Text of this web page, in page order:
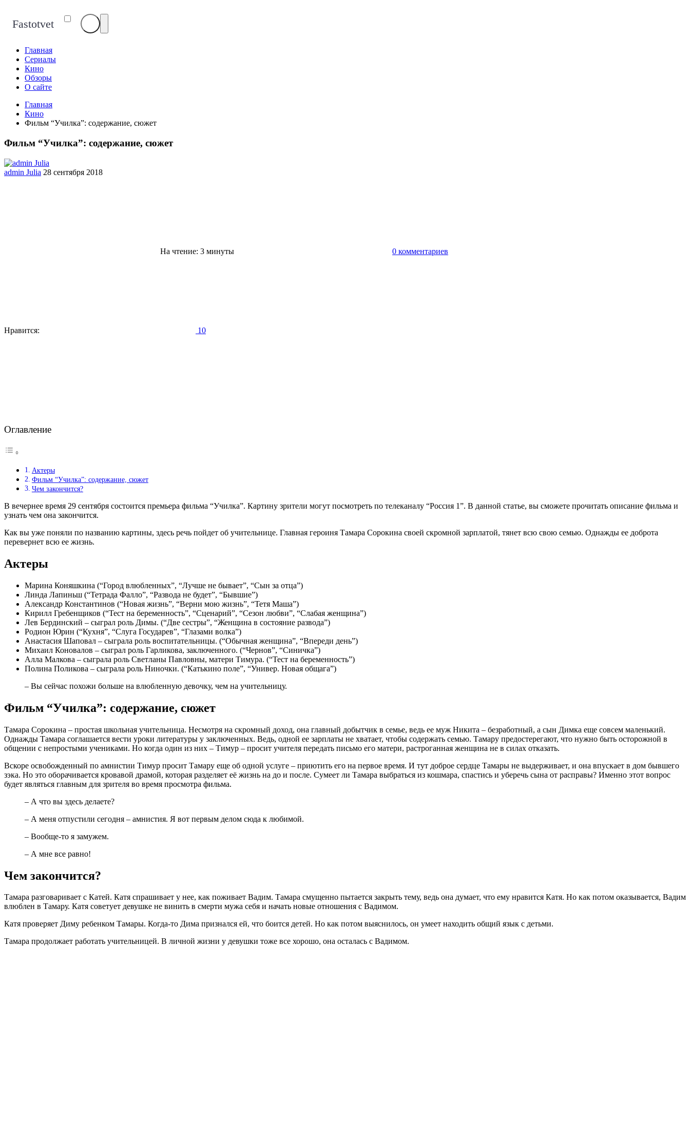
Fastotvet
Главная
Сериалы
Кино
Обзоры
О сайте
Главная
Кино
Фильм “Училка”: содержание, сюжет
Фильм “Училка”: содержание, сюжет
admin Julia 28 сентября 2018
На чтение: 3 минуты 0 комментариев
Нравится: 10
Оглавление
Актеры
Фильм “Училка”: содержание, сюжет
Чем закончится?
В вечернее время 29 сентября состоится премьера фильма “Училка”. Картину зрители могут посмотреть по телеканалу “Россия 1”. В данной статье, вы сможете прочитать описание фильма и
узнать чем она закончится.
Как вы уже поняли по названию картины, здесь речь пойдет об учительнице. Главная героиня Тамара Сорокина своей скромной зарплатой, тянет всю свою семью. Однажды ее доброта
перевернет всю ее жизнь.
Актеры
Марина Коняшкина (“Город влюбленных”, “Лучше не бывает”, “Сын за отца”)
Линда Лапиньш (“Тетрада Фалло”, “Развода не будет”, “Бывшие”)
Александр Константинов (“Новая жизнь”, “Верни мою жизнь”, “Тетя Маша”)
Кирилл Гребенщиков (“Тест на беременность”, “Сценарий”, “Сезон любви”, “Слабая женщина”)
Лев Бердинский – сыграл роль Димы. (“Две сестры”, “Женщина в состояние развода”)
Родион Юрин (“Кухня”, “Слуга Государев”, “Глазами волка”)
Анастасия Шаповал – сыграла роль воспитательницы. (“Обычная женщина”, “Впереди день”)
Михаил Коновалов – сыграл роль Гарликова, заключенного. (“Чернов”, “Синичка”)
Алла Малкова – сыграла роль Светланы Павловны, матери Тимура. (“Тест на беременность”)
Полина Поликова – сыграла роль Ниночки. (“Катькино поле”, “Универ. Новая общага”)
– Вы сейчас похожи больше на влюбленную девочку, чем на учительницу.
Фильм “Училка”: содержание, сюжет
Тамара Сорокина – простая школьная учительница. Несмотря на скромный доход, она главный добытчик в семье, ведь ее муж Никита – безработный, а сын Димка еще совсем маленький.
Однажды Тамара соглашается вести уроки литературы у заключенных. Ведь, одной ее зарплаты не хватает, чтобы содержать семью. Тамару предостерегают, что нужно быть осторожной в
общении с непростыми учениками. Но когда один из них – Тимур – просит учителя передать письмо его матери, растроганная женщина не в силах отказать.
Вскоре освобожденный по амнистии Тимур просит Тамару еще об одной услуге – приютить его на первое время. И тут доброе сердце Тамары не выдерживает, и она впускает в дом бывшего
зэка. Но это оборачивается кровавой драмой, которая разделяет её жизнь на до и после. Сумеет ли Тамара выбраться из кошмара, спастись и уберечь сына от расправы? Именно этот вопрос
будет являться главным для зрителя во время просмотра фильма.
– А что вы здесь делаете?
– А меня отпустили сегодня – амнистия. Я вот первым делом сюда к любимой.
– Вообще-то я замужем.
– А мне все равно!
Чем закончится?
Тамара разговаривает с Катей. Катя спрашивает у нее, как поживает Вадим. Тамара смущенно пытается закрыть тему, ведь она думает, что ему нравится Катя. Но как потом оказывается, Вадим
влюблен в Тамару. Катя советует девушке не винить в смерти мужа себя и начать новые отношения с Вадимом.
Катя проверяет Диму ребенком Тамары. Когда-то Дима признался ей, что боится детей. Но как потом выяснилось, он умеет находить общий язык с детьми.
Тамара продолжает работать учительницей. В личной жизни у девушки тоже все хорошо, она осталась с Вадимом.